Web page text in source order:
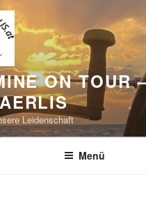
ON TOUR
Leidenschaft
Menü